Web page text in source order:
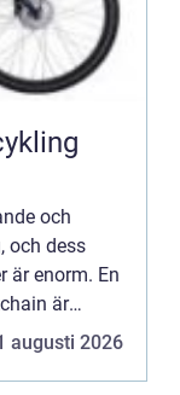
och
och dess
är enorm. En
är
augusti 2026